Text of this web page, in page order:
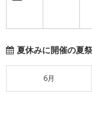
夏休みに開催の夏
6月